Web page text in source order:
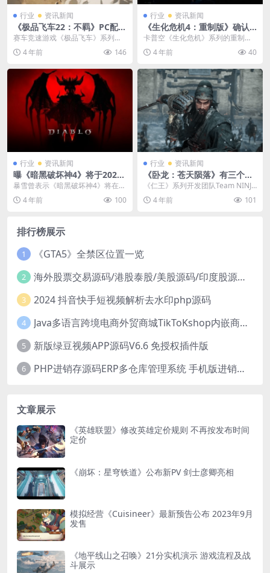
行业 资讯新闻
《极品飞车22：不羁》PC配置
需求 最低i5+GTX1050Ti
赛车竞速游戏《极品飞车》系列最
新作《极品飞车22：不羁》将于12
月3日正式发售，...
4 年前 146
行业 资讯新闻
《生化危机4：重制版》确认
保留岛屿 并拥有更多内容
卡普空《生化危机》系列的重制作
品质量非常高。游戏每次重制都会
以某种形式彻底改变原...
4 年前 40
行业 资讯新闻
曝《暗黑破坏神4》将于2023
年4月公测 6月正式发售
暴雪曾表示《暗黑破坏神4》将在2
023年初放开公测，之前有传言称
该作可能在202...
4 年前 100
行业 资讯新闻
《卧龙：苍天陨落》有三个DL
C 发售后每3个月上线1个
《仁王》系列开发团队Team NINJA
倾情打造的暗黑三国诛死游戏《卧
龙：苍天陨...
4 年前 101
排行榜展示
1 《GTA5》全禁区位置一览
2 海外股票交易源码/港股泰股/美股源码/印度股源码/马拉西亚股票源码/国际股票配资
3 2024 抖音快手短视频解析去水印php源码
4 Java多语言跨境电商外贸商城TikToKshop内嵌商城I商家入驻I一键铺
5 新版绿豆视频APP源码V6.6 免授权插件版
6 PHP进销存源码ERP多仓库管理系统 手机版进销存 php网络版进销存小程序
文章展示
《英雄联盟》修改英雄定价规则 不再按发布时间
定价
《崩坏：星穹铁道》公布新PV 剑士彦卿亮相
模拟经营《Cuisineer》最新预告公布 2023年9月
发售
《地平线山之召唤》21分实机演示 游戏流程及战
斗展示